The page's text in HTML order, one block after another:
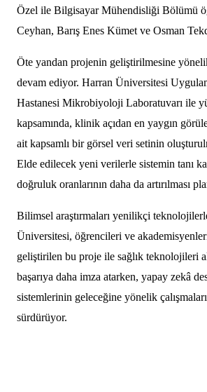
Özel ile Bilgisayar Mühendisliği Bölümü
Ceyhan, Barış Enes Kümet ve Osman
Öte yandan projenin geliştirilmesine
devam ediyor. Harran Üniversitesi
Hastanesi Mikrobiyoloji Laboratuvarı ile
kapsamında, klinik açıdan en yaygın
ait kapsamlı bir görsel veri setinin
Elde edilecek yeni verilerle sistemin tanı
doğruluk oranlarının daha da artırılması
Bilimsel araştırmaları yenilikçi
Üniversitesi, öğrencileri ve
geliştirilen bu proje ile sağlık teknolojileri
başarıya daha imza atarken, yapay zekâ
sistemlerinin geleceğine yönelik
sürdürüyor.